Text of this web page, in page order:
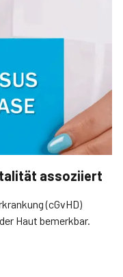
assoziiert
(cGvHD)
Haut bemerkbar.